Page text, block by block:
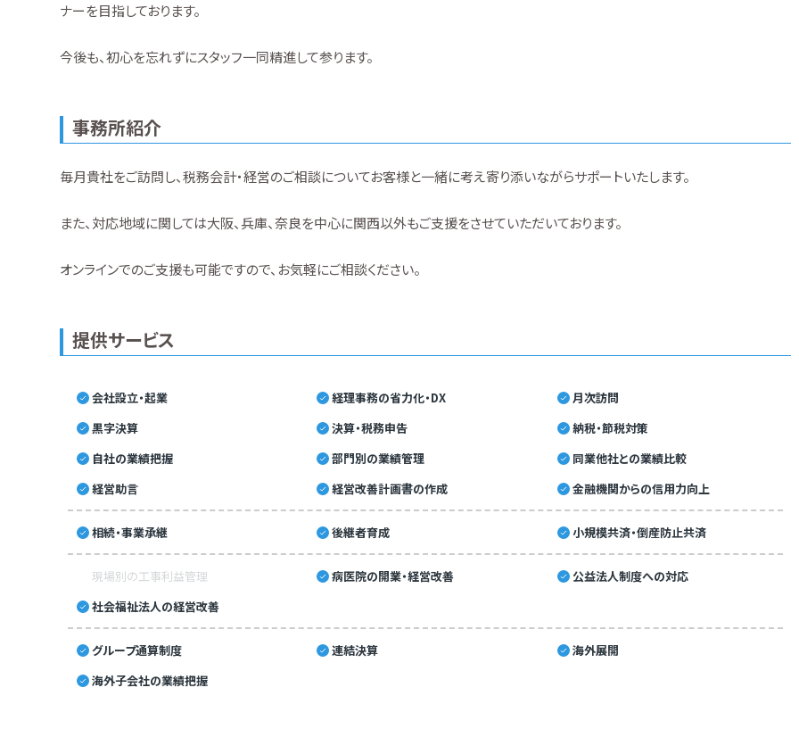
ナーを目指しております。
今後も、初心を忘れずにスタッフ一同精進して参ります。
事務所紹介
毎月貴社をご訪問し、税務会計・経営のご相談についてお客様と一緒に考え寄り添いながらサポートいたします。
また、対応地域に関しては大阪、兵庫、奈良を中心に関西以外もご支援をさせていただいております。
オンラインでのご支援も可能ですので、お気軽にご相談ください。
提供サービス
会社設立・起業 経理事務の省力化・DX
月次訪問
黒字決算
決算・税務申告
納税・節税対策
自社の業績把握
部門別の業績管理
同業他社との業績比較
経営助言
経営改善計画書の作成 金融機関からの信用力向上
相続・事業承継 後継者育成 小規模共済・倒産防止共済
現場別の工事利益管理 病医院の開業・経営改善
公益法人制度への対応
社会福祉法人の経営改善
グループ通算制度 連結決算
海外展開
海外子会社の業績把握